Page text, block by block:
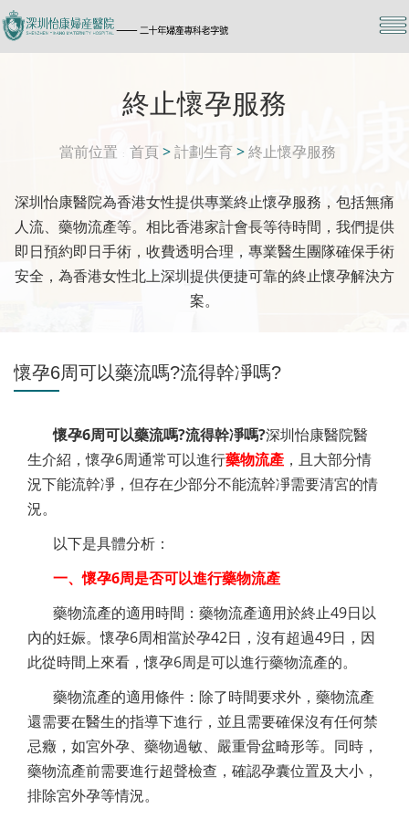
終止懷孕服務
當前位置 首頁 >計劃生育>終止懷孕服務
深圳怡康醫院為香港女性提供專業終止懷孕服務，包括無痛
人流、藥物流產等。相比香港家計會長等待時間，我們提供
即日預約即日手術，收費透明合理，專業醫生團隊確保手術
安全，為香港女性北上深圳提供便捷可靠的終止懷孕解決方
案。
懷孕6周可以藥流嗎?流得幹凈嗎?
懷孕6周可以藥流嗎?流得幹凈嗎?深圳怡康醫院醫
生介紹，懷孕6周通常可以進行藥物流產 ，且大部分情
況下能流幹凈，但存在少部分不能流幹凈需要清宮的情
況。
以下是具體分析：
一、懷孕6周是否可以進行藥物流產
藥物流產的適用時間：藥物流產適用於終止49日以
內的妊娠。懷孕6周相當於孕42日，沒有超過49日，因
此從時間上來看，懷孕6周是可以進行藥物流產的。
藥物流產的適用條件：除了時間要求外，藥物流產
還需要在醫生的指導下進行，並且需要確保沒有任何禁
忌癥，如宮外孕、藥物過敏、嚴重骨盆畸形等。同時，
藥物流產前需要進行超聲檢查，確認孕囊位置及大小，
排除宮外孕等情況。